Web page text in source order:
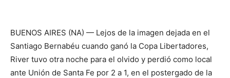
BUENOS AIRES (NA) — Lejos de la imagen dejada en el
Santiago Bernabéu cuando ganó la Copa Libertadores,
River tuvo otra noche para el olvido y perdió como local
ante Unión de Santa Fe por 2 a 1, en el postergado de la